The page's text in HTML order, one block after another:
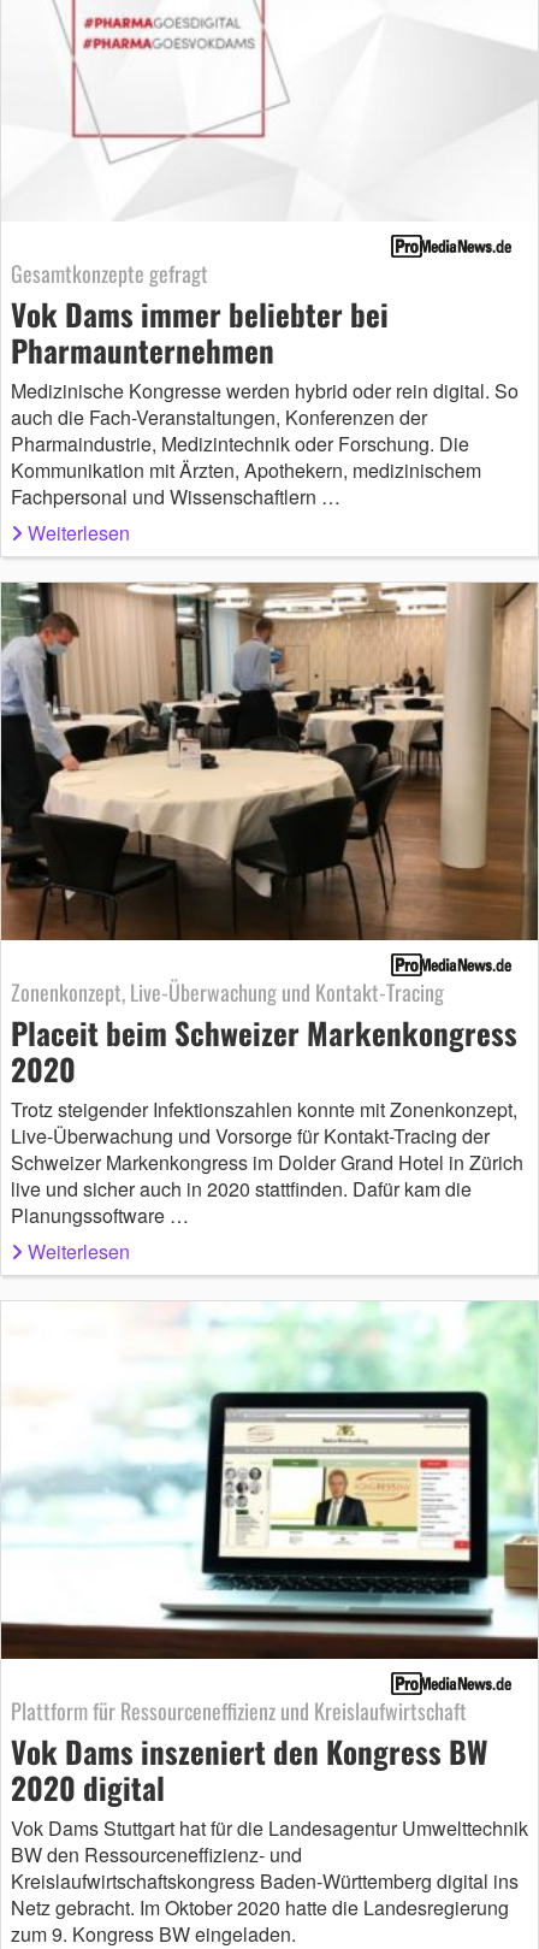
Gesamtkonzepte gefragt
Vok Dams immer beliebter bei
Pharmaunternehmen
Medizinische Kongresse werden hybrid oder rein digital. So
auch die Fach-Veranstaltungen, Konferenzen der
Pharmaindustrie, Medizintechnik oder Forschung. Die
Kommunikation mit Ärzten, Apothekern, medizinischem
Fachpersonal und Wissenschaftlern …
Weiterlesen
Zonenkonzept, Live-Überwachung und Kontakt-Tracing
Placeit beim Schweizer Markenkongress
2020
Trotz steigender Infektionszahlen konnte mit Zonenkonzept,
Live-Überwachung und Vorsorge für Kontakt-Tracing der
Schweizer Markenkongress im Dolder Grand Hotel in Zürich
live und sicher auch in 2020 stattfinden. Dafür kam die
Planungssoftware …
Weiterlesen
Plattform für Ressourceneffizienz und Kreislaufwirtschaft
Vok Dams inszeniert den Kongress BW
2020 digital
Vok Dams Stuttgart hat für die Landesagentur Umwelttechnik
BW den Ressourceneffizienz- und
Kreislaufwirtschaftskongress Baden-Württemberg digital ins
Netz gebracht. Im Oktober 2020 hatte die Landesregierung
zum 9. Kongress BW eingeladen.